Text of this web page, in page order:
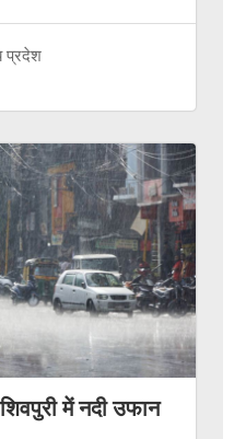
प्रदेश
में नदी उफान